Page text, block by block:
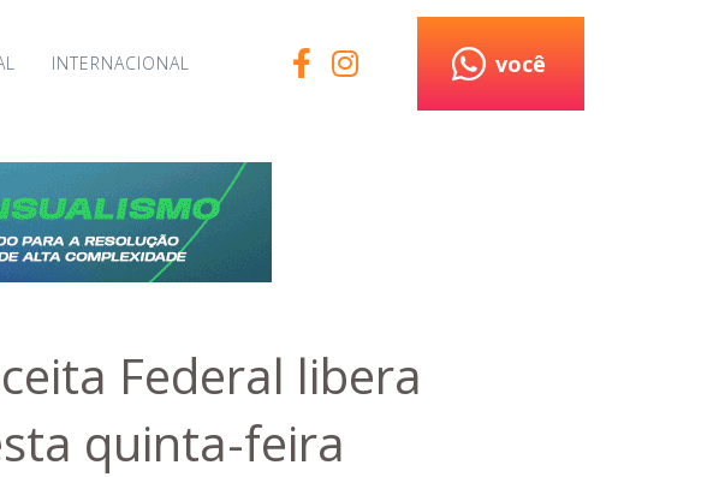
INTERNACIONAL você
Federal libera
quinta-feira